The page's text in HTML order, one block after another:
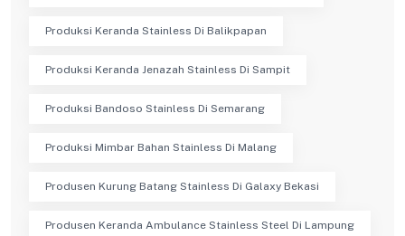
Produksi Keranda Stainless Di Balikpapan
Produksi Keranda Jenazah Stainless Di Sampit
Produksi Bandoso Stainless Di Semarang
Produksi Mimbar Bahan Stainless Di Malang
Produsen Kurung Batang Stainless Di Galaxy Bekasi
Produsen Keranda Ambulance Stainless Steel Di Lampung